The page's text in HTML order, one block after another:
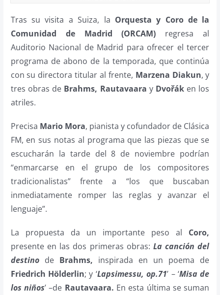
Tras su visita a Suiza, la Orquesta y Coro de la
Comunidad de Madrid (ORCAM) regresa al
Auditorio Nacional de Madrid para ofrecer el tercer
programa de abono de la temporada, que continúa
con su directora titular al frente, Marzena Diakun, y
tres obras de Brahms, Rautavaara y Dvořáken los
atriles.
Precisa Mario Mora, pianista y cofundador de Clásica
FM, en sus notas al programa que las piezas que se
escucharán la tarde del 8 de noviembre podrían
“enmarcarse en el grupo de los compositores
tradicionalistas” frente a “los que buscaban
inmediatamente romper las reglas y avanzar el
lenguaje”.
La propuesta da un importante peso al Coro,
presente en las dos primeras obras: La canción del
destinode Brahms, inspirada en un poema de
Friedrich Hölderlin; y ‘Lapsimessu, op.71’ – ‘Misa de
los niños’ –de Rautavaara. En esta última se suman